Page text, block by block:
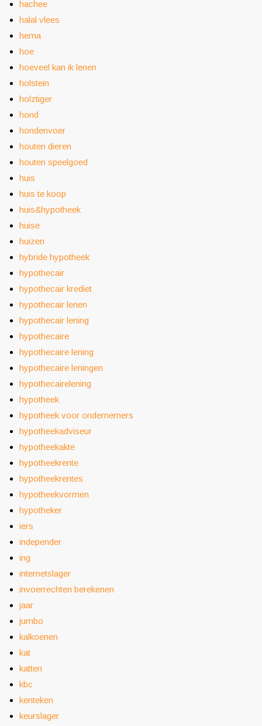
hachee
halal vlees
hema
hoe
hoeveel kan ik lenen
holstein
holztiger
hond
hondenvoer
houten dieren
houten speelgoed
huis
huis te koop
huis&hypotheek
huise
huizen
hybride hypotheek
hypothecair
hypothecair krediet
hypothecair lenen
hypothecair lening
hypothecaire
hypothecaire lening
hypothecaire leningen
hypothecairelening
hypotheek
hypotheek voor ondernemers
hypotheekadviseur
hypotheekakte
hypotheekrente
hypotheekrentes
hypotheekvormen
hypotheker
iers
independer
ing
internetslager
invoerrechten berekenen
jaar
jumbo
kalkoenen
kat
katten
kbc
kenteken
keurslager